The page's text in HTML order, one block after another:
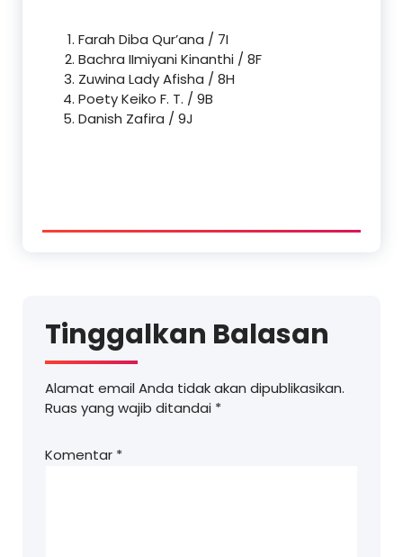
Farah Diba Qur’ana / 7I
Bachra IImiyani Kinanthi / 8F
Zuwina Lady Afisha / 8H
Poety Keiko F. T. / 9B
Danish Zafira / 9J
Tinggalkan Balasan
Alamat email Anda tidak akan dipublikasikan.
Ruas yang wajib ditandai *
Komentar *